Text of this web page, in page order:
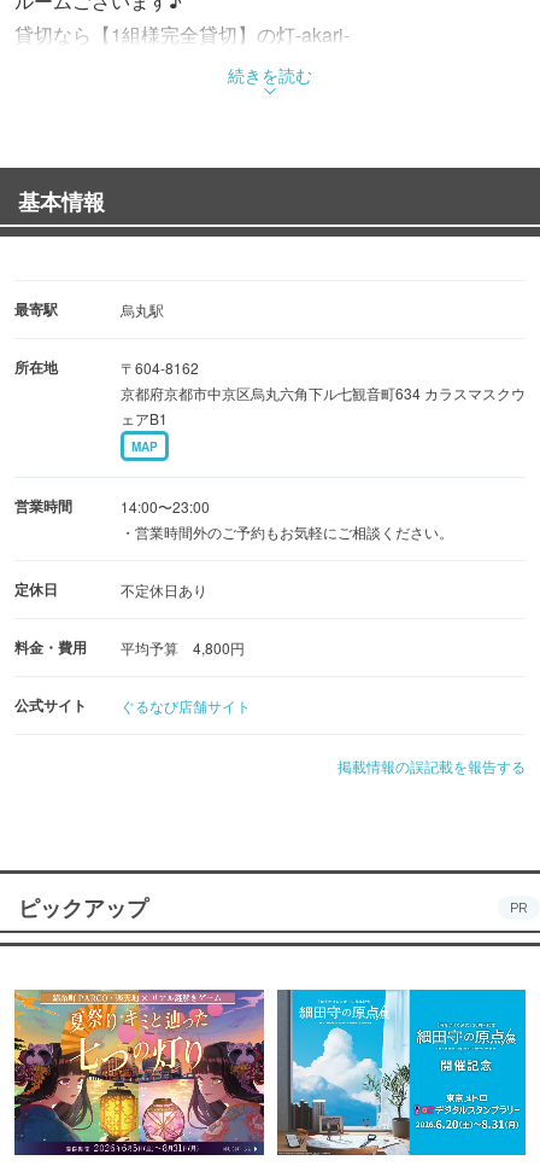
貸切なら【1組様完全貸切】の灯-akari-
人数・内容・ご予算お気軽にご相談ください。
下記URLより会場紹介映像をご覧いただけます。
トピックス欄にリンク先を張り付けてますので、是非ご覧
続きを読む
基本情報
最寄駅 烏丸駅
所在地
〒604-8162
京都府京都市中京区烏丸六角下ル七観音町634 カラスマスクウ
ェアB1
MAP
営業時間
14:00〜23:00
・営業時間外のご予約もお気軽にご相談ください。
定休日 不定休日あり
料金・費用 平均予算 4,800円
公式サイト ぐるなび店舗サイト
掲載情報の誤記載を報告する
ピックアップ PR